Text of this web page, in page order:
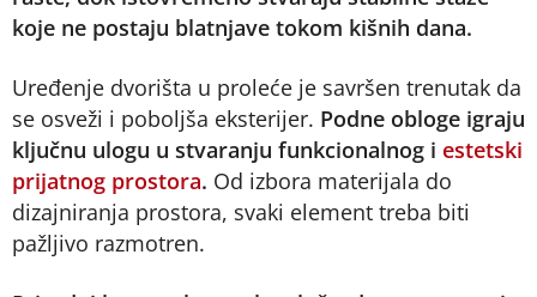
koje ne postaju blatnjave tokom kišnih dana.
Uređenje dvorišta u proleće je savršen trenutak da
se osveži i poboljša eksterijer. Podne obloge igraju
ključnu ulogu u stvaranju funkcionalnog i estetski
prijatnog prostora. Od izbora materijala do
dizajniranja prostora, svaki element treba biti
pažljivo razmotren.